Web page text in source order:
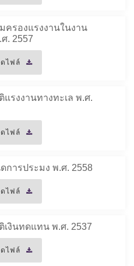
ครองแรงงานในงาน
. 2557
ไฟล์
รงงานทางทะเล พ.ศ.
ไฟล์
การประมง พ.ศ. 2558
ไฟล์
งินทดแทน พ.ศ. 2537
ไฟล์